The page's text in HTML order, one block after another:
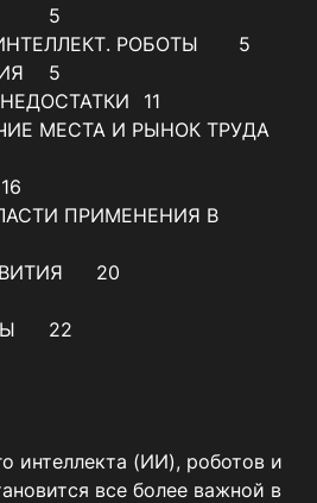
РОБОТЫ	5
5
11
МЕСТА И РЫНОК ТРУДА
ПРИМЕНЕНИЯ В
20
СПИСОК ЛИТЕРТУРЫ	22
интеллекта (ИИ), роботов и
все более важной в